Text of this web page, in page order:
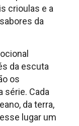
crioulas e a
da
da escuta
os
série. Cada
da terra,
lugar um